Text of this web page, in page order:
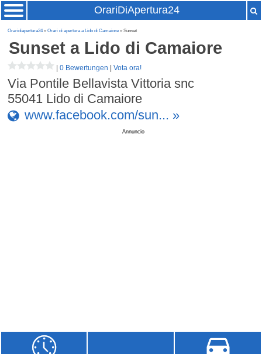
OrariDiApertura24
Oraridiapertura24»Orari di apertura a Lido di Camaiore » Sunset
Sunset a Lido di Camaiore
|0 Bewertungen |Vota ora!
Via Pontile Bellavista Vittoria snc
55041 Lido di Camaiore
www.facebook.com/sun... »
Annuncio